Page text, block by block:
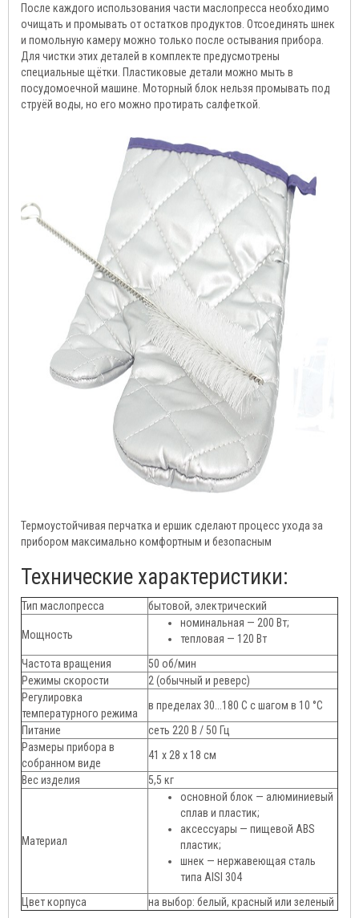
После каждого использования части маслопресса необходимо
очищать и промывать от остатков продуктов. Отсоединять шнек
и помольную камеру можно только после остывания прибора.
Для чистки этих деталей в комплекте предусмотрены
специальные щётки. Пластиковые детали можно мыть в
посудомоечной машине. Моторный блок нельзя промывать под
струёй воды, но его можно протирать салфеткой.
Термоустойчивая перчатка и ершик сделают процесс ухода за
прибором максимально комфортным и безопасным
Технические характеристики:
Тип маслопресса бытовой, электрический
Мощность
номинальная — 200 Вт;
тепловая — 120 Вт
Частота вращения
50 об/мин
Режимы скорости
2 (обычный и реверс)
Регулировка
температурного режима
в пределах 30...180 С с шагом в 10 °С
Питание
сеть 220 В / 50 Гц
Размеры прибора в
собранном виде
41 х 28 х 18 см
Вес изделия
5,5 кг
Материал
основной блок — алюминиевый
сплав и пластик;
аксессуары — пищевой ABS
пластик;
шнек — нержавеющая сталь
типа AISI 304
Цвет корпуса
на выбор: белый, красный или зеленый